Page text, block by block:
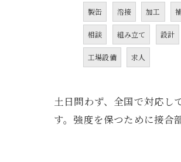
製缶 溶接 加工
相談 組み立て 設計
工場設備 求人
土日問わず、全国で対応し
す。強度を保つために接合